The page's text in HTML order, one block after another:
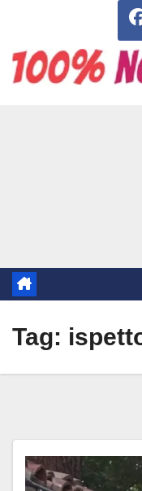
contenuto
Tag: